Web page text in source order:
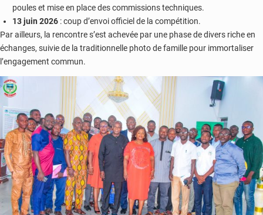
poules et mise en place des commissions techniques.
13 juin 2026 : coup d’envoi officiel de la compétition.
Par ailleurs, la rencontre s’est achevée par une phase de divers riche en
échanges, suivie de la traditionnelle photo de famille pour immortaliser
l’engagement commun.